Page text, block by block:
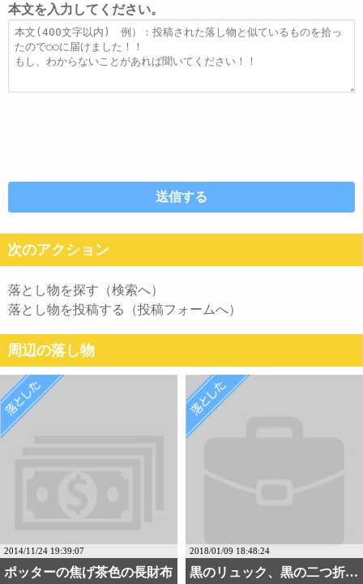
レ
ス
ト
ル
本文を入力してください。
本
文
次のアクション
落とし物を探す（検索へ）
落とし物を投稿する（投稿フォームへ）
周辺の落し物
2014/11/24 19:39:07
ポッターの焦げ茶色の長財布
2018/01/09 18:48:24
黒のリュック、黒の二つ折・・・